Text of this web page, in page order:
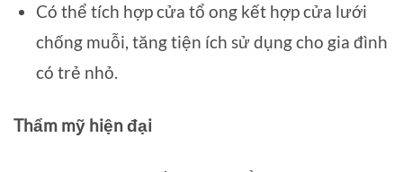
Có thể tích hợp cửa tổ ong kết hợp cửa lưới
chống muỗi, tăng tiện ích sử dụng cho gia đình
có trẻ nhỏ.
Thẩm mỹ hiện đại